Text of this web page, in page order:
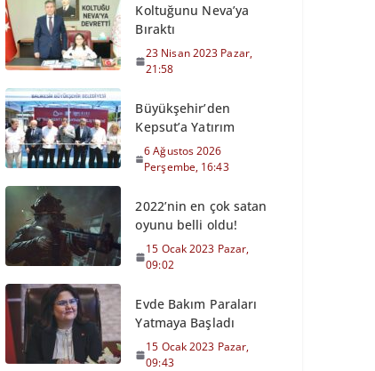
Koltuğunu Neva’ya
Bıraktı
23 Nisan 2023 Pazar,
21:58
Büyükşehir’den
Kepsut’a Yatırım
6 Ağustos 2026
Perşembe, 16:43
2022’nin en çok satan
oyunu belli oldu!
15 Ocak 2023 Pazar,
09:02
Evde Bakım Paraları
Yatmaya Başladı
15 Ocak 2023 Pazar,
09:43